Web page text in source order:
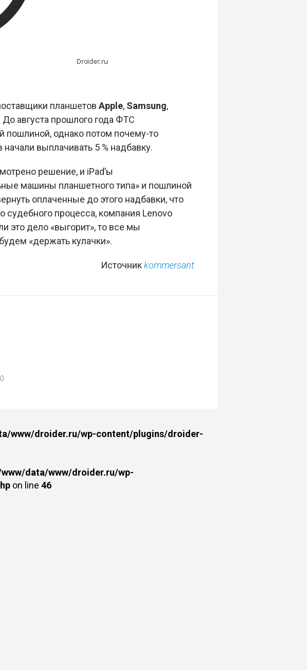
планшетов Apple, Samsung,
августа прошлого года ФТС
пошлиной, однако потом почему-то
выплачивать 5 % надбавку.
решение, и iPad’ы
машины планшетного типа» и пошлиной
оплаченные до этого надбавки, что
судебного процесса, компания Lenovo
это дело «выгорит», то все мы
«держать кулачки».
Источникkommersant
www/droider.ru/wp-content/plugins/droider-
data/www/droider.ru/wp-
on line 46